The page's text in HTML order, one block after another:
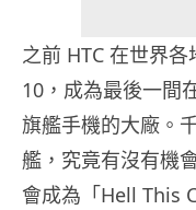
之前 HTC 在世界
10，成為最後一間
旗艦手機的大廠。
艦，究竟有沒有機
會成為「Hell This